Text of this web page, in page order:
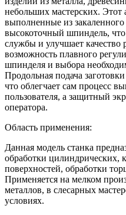
небольших мастерских.
выполненные из
высокоточный шпиндель, что
службы и улучшает качество
возможность плавного
шпинделя и выбора
Продольная подача
что облегчает сам процесс
пользователя, а защитный
оператора.
Область применения:
Данная модель станка
обработки цилиндрических,
поверхностей, обработки
Применяется на мелком
металлов, в слесарных
условиях.